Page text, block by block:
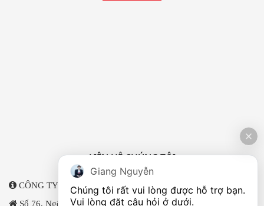
LIÊN HỆ CHÚNG TÔI
CÔNG TY TNHH KHẮC DẤU NAM VIỆT
Số 76, Ngõ 146 Trung Kính, Yên Hoà, Cầu Giấy, Hà Nội
Giang Nguyễn
Chúng tôi rất vui lòng được hỗ trợ bạn.
Vui lòng đặt câu hỏi ở dưới.